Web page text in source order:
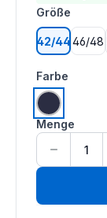
Größe
42/44 46/48
Farbe
navy
Menge